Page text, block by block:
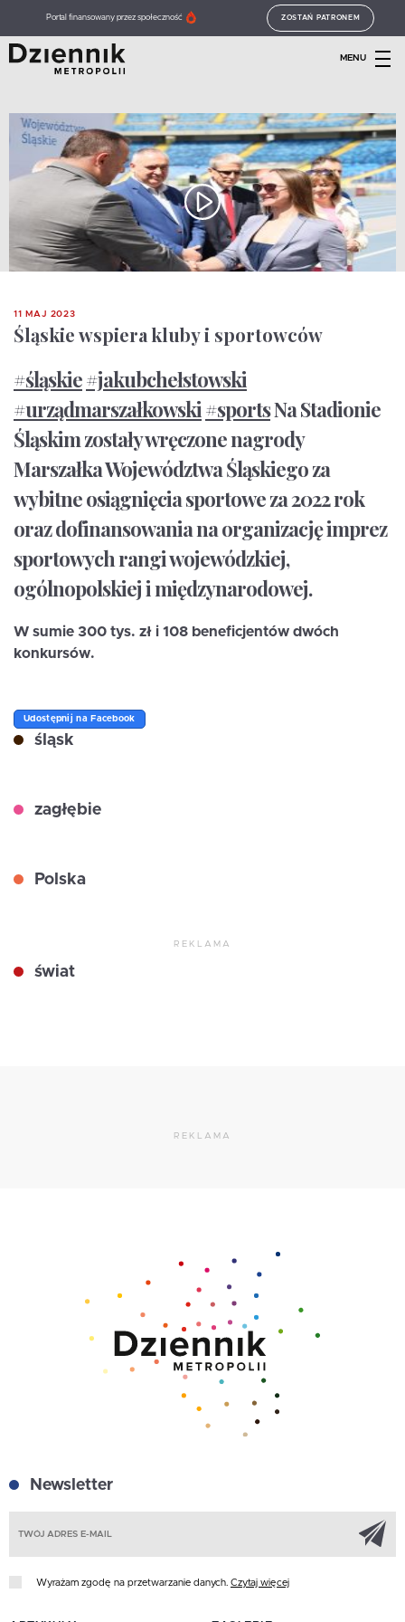
Portal finansowany przez społeczność ZOSTAŃ PATRONEM
MENU
11 MAJ 2023
Śląskie wspiera kluby i sportowców
#śląskie#jakubchełstowski
#urządmarszałkowski#sportsNa Stadionie
Śląskim zostały wręczone nagrody
Marszałka Województwa Śląskiego za
wybitne osiągnięcia sportowe za 2022 rok
oraz dofinansowania na organizację imprez
sportowych rangi wojewódzkiej,
ogólnopolskiej i międzynarodowej.
W sumie 300 tys. zł i 108 beneficjentów dwóch
konkursów.
Udostępnij na Facebook
śląsk
zagłębie
Polska
REKLAMA
świat
REKLAMA
Newsletter
Wyrażam zgodę na przetwarzanie danych. Czytaj więcej